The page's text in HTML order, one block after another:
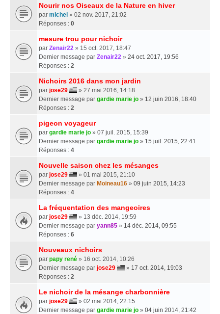
Nourir nos Oiseaux de la Nature en hiver
par michel » 02 nov. 2017, 21:02
Réponses : 0
mesure trou pour nichoir
par Zenair22 » 15 oct. 2017, 18:47
Dernier message par Zenair22 » 24 oct. 2017, 19:56
Réponses : 2
Nichoirs 2016 dans mon jardin
par jose29
» 27 mai 2016, 14:18
Dernier message par gardie marie jo » 12 juin 2016, 18:40
Réponses : 2
pigeon voyageur
par gardie marie jo » 07 juil. 2015, 15:39
Dernier message par gardie marie jo » 15 juil. 2015, 22:41
Réponses : 4
Nouvelle saison chez les mésanges
par jose29
» 01 mai 2015, 21:10
Dernier message par Moineau16 » 09 juin 2015, 14:23
Réponses : 4
La fréquentation des mangeoires
par jose29
» 13 déc. 2014, 19:59
Dernier message par yann85 » 14 déc. 2014, 09:55
Réponses : 6
Nouveaux nichoirs
par papy rené » 16 oct. 2014, 10:26
Dernier message par jose29 » 17 oct. 2014, 19:03
Réponses : 2
Le nichoir de la mésange charbonnière
par jose29
» 02 mai 2014, 22:15
Dernier message par gardie marie jo » 04 juin 2014, 21:42